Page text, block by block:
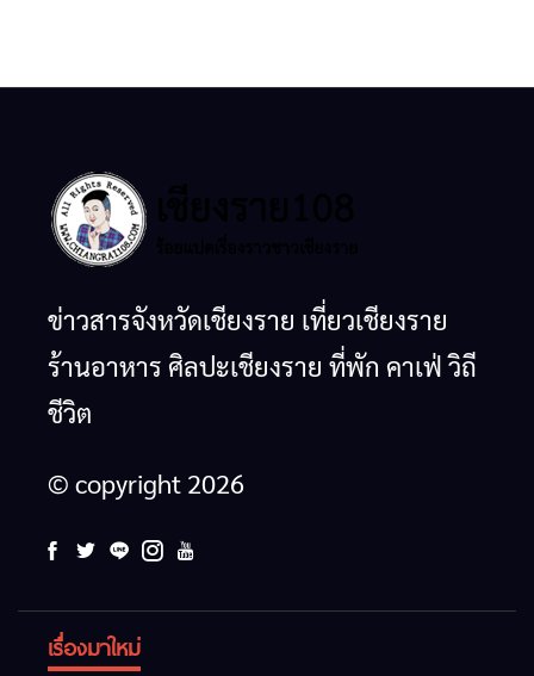
ข่าวสารจังหวัดเชียงราย เที่ยวเชียงราย
ร้านอาหาร ศิลปะเชียงราย ที่พัก คาเฟ่ วิถี
ชีวิต
© copyright 2026
เรื่องมาใหม่